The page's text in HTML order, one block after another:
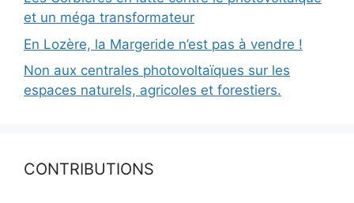
et un méga transformateur
En Lozère, la Margeride n’est pas à vendre !
Non aux centrales photovoltaïques sur les
espaces naturels, agricoles et forestiers.
CONTRIBUTIONS